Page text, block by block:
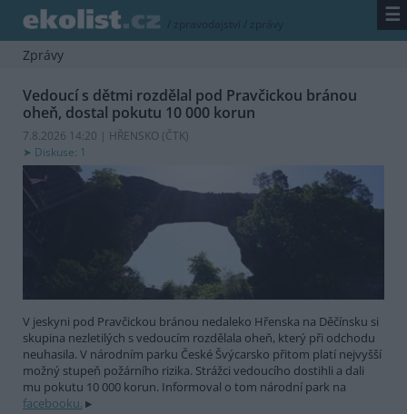
/ zpravodajství / zprávy ☰
Zprávy
Vedoucí s dětmi rozdělal pod Pravčickou bránou
oheň, dostal pokutu 10 000 korun
7.8.2026 14:20 | HŘENSKO (ČTK)
Diskuse: 1
V jeskyni pod Pravčickou bránou nedaleko Hřenska na Děčínsku si
skupina nezletilých s vedoucím rozdělala oheň, který při odchodu
neuhasila. V národním parku České Švýcarsko přitom platí nejvyšší
možný stupeň požárního rizika. Strážci vedoucího dostihli a dali
mu pokutu 10 000 korun. Informoval o tom národní park na
facebooku.